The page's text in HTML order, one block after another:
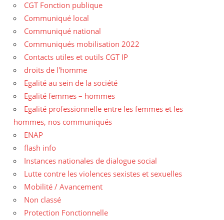
CGT Fonction publique
Communiqué local
Communiqué national
Communiqués mobilisation 2022
Contacts utiles et outils CGT IP
droits de l'homme
Egalité au sein de la société
Egalité femmes – hommes
Egalité professionnelle entre les femmes et les
hommes, nos communiqués
ENAP
flash info
Instances nationales de dialogue social
Lutte contre les violences sexistes et sexuelles
Mobilité / Avancement
Non classé
Protection Fonctionnelle